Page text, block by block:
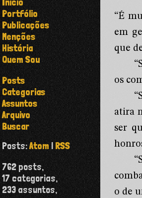
Portfólio
Publicações
Menções
História
Quem Sou
Posts
Categorias
Assuntos
Arquivo
Buscar
Posts:Atom | RSS
762posts,
17 categorias,
233assuntos,
“É
em
que
os
atira
ser
o de